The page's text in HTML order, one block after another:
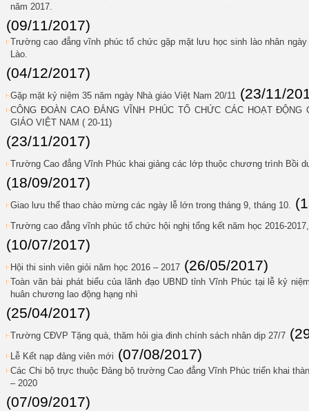
năm 2017.
(09/11/2017)
Trường cao đẳng vĩnh phúc tổ chức gặp mặt lưu học sinh lào nhân
Lào.
(04/12/2017)
Gặp mặt kỷ niệm 35 năm ngày Nhà giáo Việt Nam 20/11 (23/11/
CÔNG ĐOÀN CAO ĐẲNG VĨNH PHÚC TỔ CHỨC CÁC HOẠT
GIÁO VIỆT NAM ( 20-11)
(23/11/2017)
Trường Cao đẳng Vĩnh Phúc khai giảng các lớp thuộc chương trình Bồi
(18/09/2017)
Giao lưu thể thao chào mừng các ngày lễ lớn trong tháng 9, tháng 10.
Trường cao đẳng vĩnh phúc tổ chức hội nghị tổng kết năm học 2016-
(10/07/2017)
Hội thi sinh viên giỏi năm học 2016 – 2017 (26/05/2017)
Toàn văn bài phát biểu của lãnh đạo UBND tỉnh Vĩnh Phúc tại lễ kỷ
huân chương lao động hạng nhì
(25/04/2017)
Trường CĐVP Tặng quà, thăm hỏi gia đinh chính sách nhân dịp 27/7
Lễ Kết nạp đảng viên mới (07/08/2017)
Các Chi bộ trực thuộc Đảng bộ trường Cao đẳng Vĩnh Phúc triển khai
– 2020
(07/09/2017)